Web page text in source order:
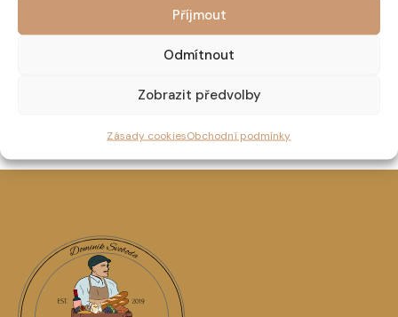
Příjmout
Odmítnout
Zobrazit předvolby
Zásady cookiesObchodní podmínky